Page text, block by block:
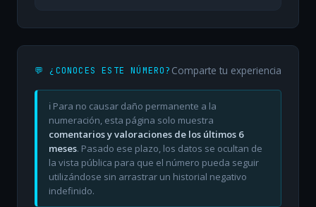
💬 ¿CONOCES ESTE NÚMERO? Comparte tu experiencia
ℹ️ Para no causar daño permanente a la
numeración, esta página solo muestra
comentarios y valoraciones de los últimos 6
meses. Pasado ese plazo, los datos se ocultan de
la vista pública para que el número pueda seguir
utilizándose sin arrastrar un historial negativo
indefinido.